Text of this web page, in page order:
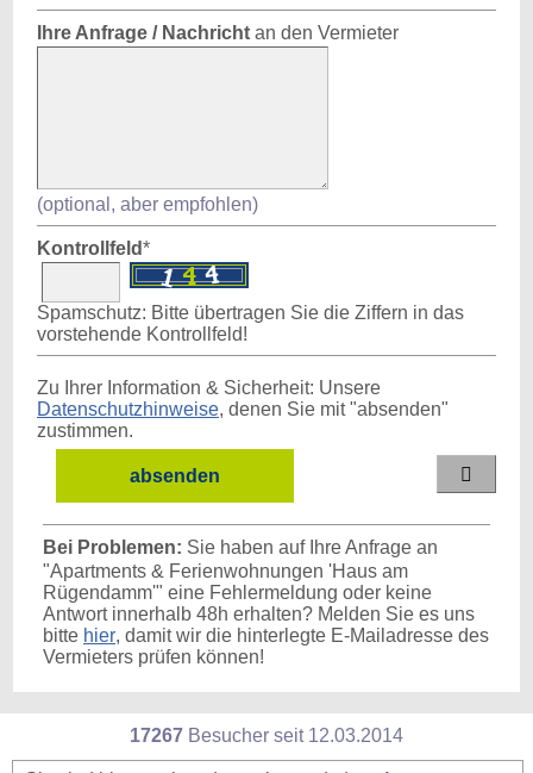
Ihre Anfrage / Nachricht an den Vermieter
(optional, aber empfohlen)
Kontrollfeld*
Spamschutz: Bitte übertragen Sie die Ziffern in das
vorstehende Kontrollfeld!
Zu Ihrer Information & Sicherheit: Unsere
Datenschutzhinweise, denen Sie mit "absenden"
zustimmen.

Bei Problemen: Sie haben auf Ihre Anfrage an
"Apartments & Ferienwohnungen 'Haus am
Rügendamm'" eine Fehlermeldung oder keine
Antwort innerhalb 48h erhalten? Melden Sie es uns
bitte hier, damit wir die hinterlegte E-Mailadresse des
Vermieters prüfen können!
17267 Besucher seit 12.03.2014